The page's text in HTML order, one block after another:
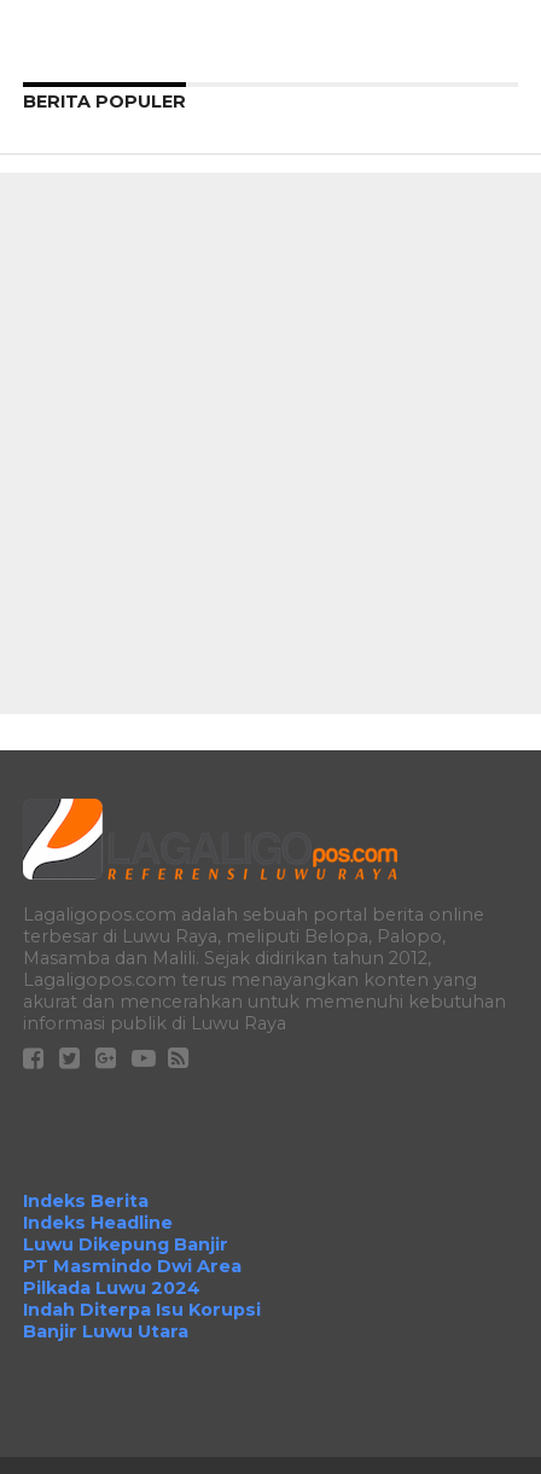
BERITA POPULER
Lagaligopos.com adalah sebuah portal berita online
terbesar di Luwu Raya, meliputi Belopa, Palopo,
Masamba dan Malili. Sejak didirikan tahun 2012,
Lagaligopos.com terus menayangkan konten yang
akurat dan mencerahkan untuk memenuhi kebutuhan
informasi publik di Luwu Raya
Indeks Berita
Indeks Headline
Luwu Dikepung Banjir
PT Masmindo Dwi Area
Pilkada Luwu 2024
Indah Diterpa Isu Korupsi
Banjir Luwu Utara